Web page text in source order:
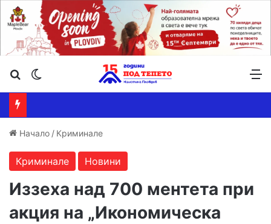
Търсене ...
Начало / Криминале
Криминале Новини
Иззеха над 700 ментета при
акция на „Икономическа